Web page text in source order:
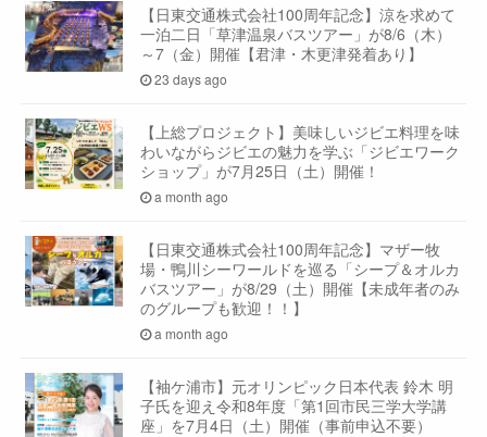
【日東交通株式会社100周年記念】涼を求めて
一泊二日「草津温泉バスツアー」が8/6（木）
～7（金）開催【君津・木更津発着あり】
23 days ago
【上総プロジェクト】美味しいジビエ料理を味
わいながらジビエの魅力を学ぶ「ジビエワーク
ショップ」が7月25日（土）開催！
a month ago
【日東交通株式会社100周年記念】マザー牧
場・鴨川シーワールドを巡る「シープ＆オルカ
バスツアー」が8/29（土）開催【未成年者のみ
のグループも歓迎！！】
a month ago
【袖ケ浦市】元オリンピック日本代表 鈴木 明
子氏を迎え令和8年度「第1回市民三学大学講
座」を7月4日（土）開催（事前申込不要）